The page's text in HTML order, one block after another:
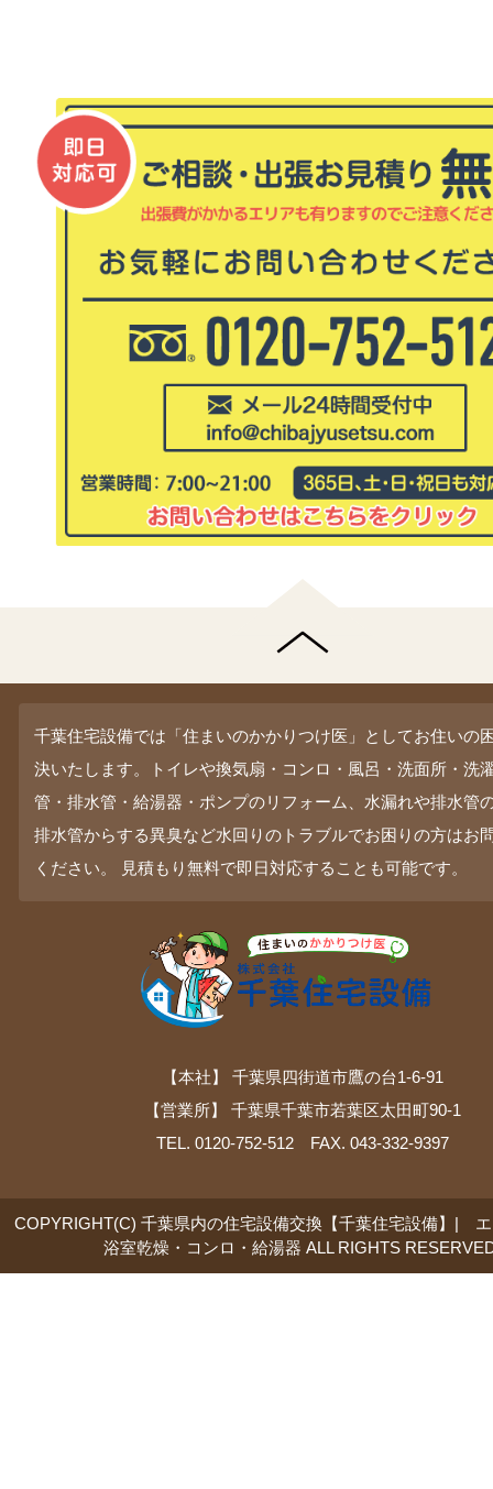
千葉住宅設備では「住まいのかかりつけ医」としてお住いの
決いたします。トイレや換気扇・コンロ・風呂・洗面所・洗
管・排水管・給湯器・ポンプのリフォーム、水漏れや排水管
排水管からする異臭など水回りのトラブルでお困りの方はお
ください。 見積もり無料で即日対応することも可能です。
【本社】 千葉県四街道市鷹の台1-6-91
【営業所】 千葉県千葉市若葉区太田町90-1
TEL. 0120-752-512 FAX. 043-332-9397
COPYRIGHT(C) 千葉県内の住宅設備交換【千葉住宅設備】|
浴室乾燥・コンロ・給湯器 ALL RIGHTS